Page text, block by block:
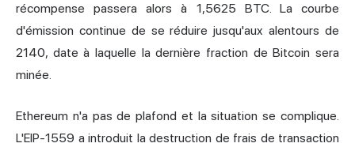
récompense passera alors à 1,5625 BTC. La courbe
d'émission continue de se réduire jusqu'aux alentours de
2140, date à laquelle la dernière fraction de Bitcoin sera
minée.
Ethereum n'a pas de plafond et la situation se complique.
L'EIP-1559 a introduit la destruction de frais de transaction